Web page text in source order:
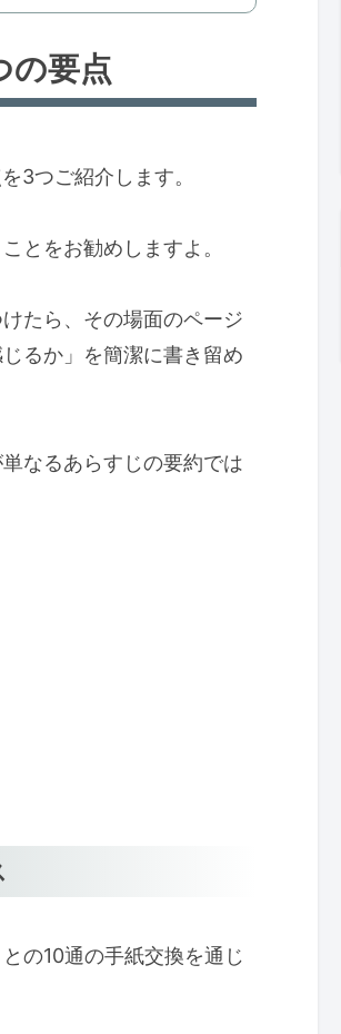
の要点
3つご紹介します。
とをお勧めしますよ。
たら、その場面のページ
るか」を簡潔に書き留め
なるあらすじの要約では
の10通の手紙交換を通じ